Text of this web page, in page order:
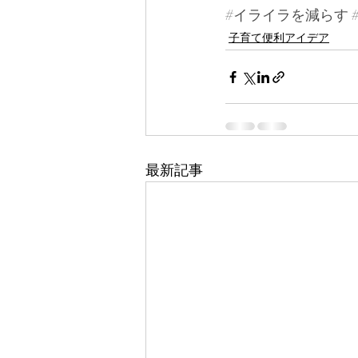
#イライラを減らす
子育て便利アイデア
最新記事